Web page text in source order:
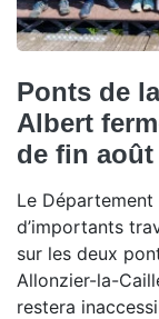
Ponts de
Albert
de fin août
Le
d’importants
sur les deux
Allonzier-la-
restera